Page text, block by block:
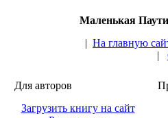
Маленькая
| На главную
|
Для авторов
Загрузить книгу на сайт